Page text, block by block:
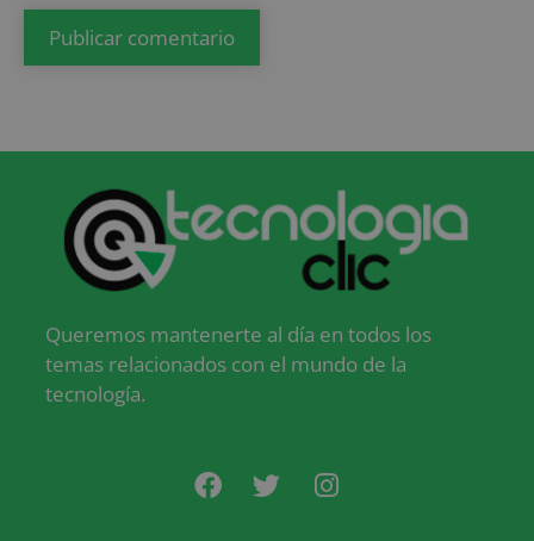
Queremos mantenerte al día en todos los
temas relacionados con el mundo de la
tecnología.